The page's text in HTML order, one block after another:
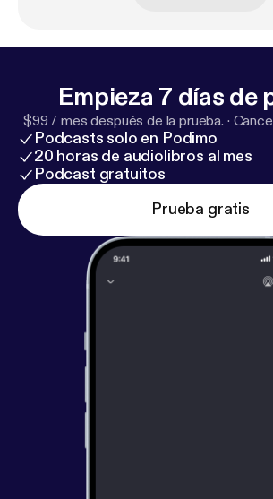
Empieza 7 días de
$99 / mes después de la prueba. ·
Podcasts solo en Podimo
20 horas de audiolibros al mes
Podcast gratuitos
Prueba gratis